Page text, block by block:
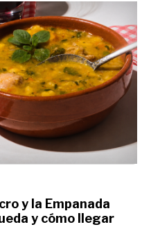
y la Empanada
y cómo llegar